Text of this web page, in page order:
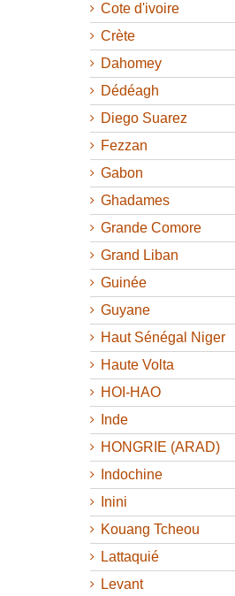
Cote d'ivoire
Crète
Dahomey
Dédéagh
Diego Suarez
Fezzan
Gabon
Ghadames
Grande Comore
Grand Liban
Guinée
Guyane
Haut Sénégal Niger
Haute Volta
HOI-HAO
Inde
HONGRIE (ARAD)
Indochine
Inini
Kouang Tcheou
Lattaquié
Levant